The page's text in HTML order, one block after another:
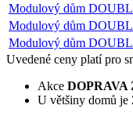
Modulový dům
Modulový dům
Modulový dům
Uvedené ceny platí pro
Akce
U většiny domů je